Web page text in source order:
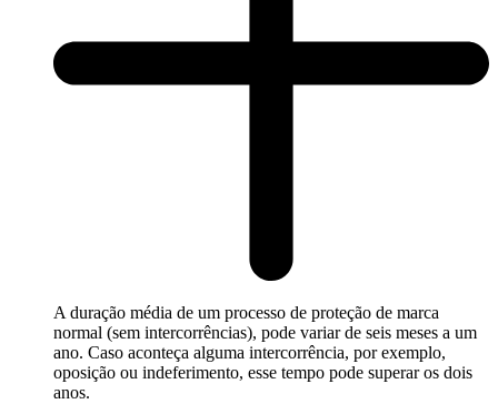
A duração média de um processo de proteção de marca
normal (sem intercorrências), pode variar de seis meses a um
ano. Caso aconteça alguma intercorrência, por exemplo,
oposição ou indeferimento, esse tempo pode superar os dois
anos.